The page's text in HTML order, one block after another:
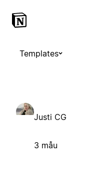
Templates
Justi CG
3 mẫu